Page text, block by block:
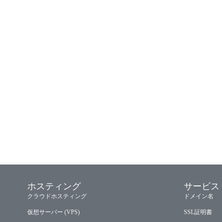
ホスティング
クラウドホスティング
仮想サーバー (VPS)
サービス
ドメイン名
SSL証明書